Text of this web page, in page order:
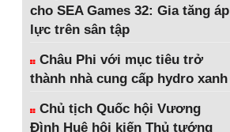
cho SEA Games 32: Gia tăng áp
lực trên sân tập
Châu Phi với mục tiêu trở
thành nhà cung cấp hydro xanh
Chủ tịch Quốc hội Vương
Đình Huệ hội kiến Thủ tướng